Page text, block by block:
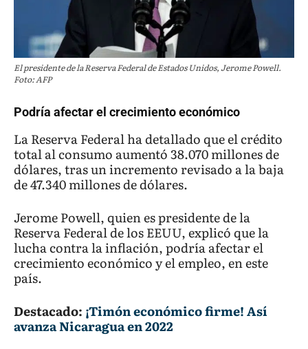
El presidente de la Reserva Federal de Estados Unidos, Jerome Powell.
Foto: AFP
Podría afectar el crecimiento económico
La Reserva Federal ha detallado que el crédito
total al consumo aumentó 38.070 millones de
dólares, tras un incremento revisado a la baja
de 47.340 millones de dólares.
Jerome Powell, quien es presidente de la
Reserva Federal de los EEUU, explicó que la
lucha contra la inflación, podría afectar el
crecimiento económico y el empleo, en este
país.
Destacado: ¡Timón económico firme! Así
avanza Nicaragua en 2022